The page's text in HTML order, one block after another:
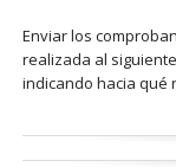
Enviar los
realizada al
indicando hacia qué